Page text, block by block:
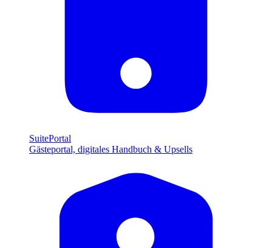
SuitePortal
Gästeportal, digitales Handbuch & Upsells